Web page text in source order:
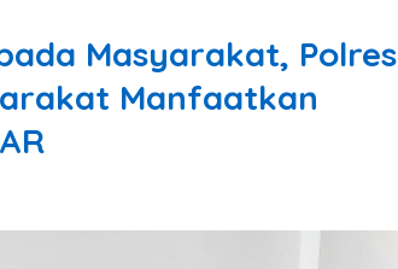
Masyarakat, Polres
Manfaatkan